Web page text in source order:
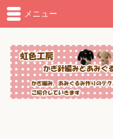
メニュー